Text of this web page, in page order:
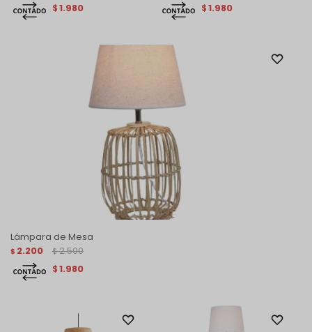
$1.980 $1.980
Lámpara de Mesa
$ 2.200 $ 2.500
$1.980